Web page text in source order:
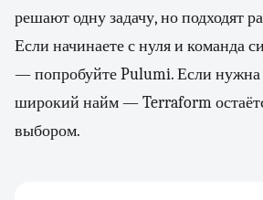
решают одну задачу, но подходят
Если начинаете с нуля и команда
— попробуйте Pulumi. Если нужна
широкий найм — Terraform
выбором.